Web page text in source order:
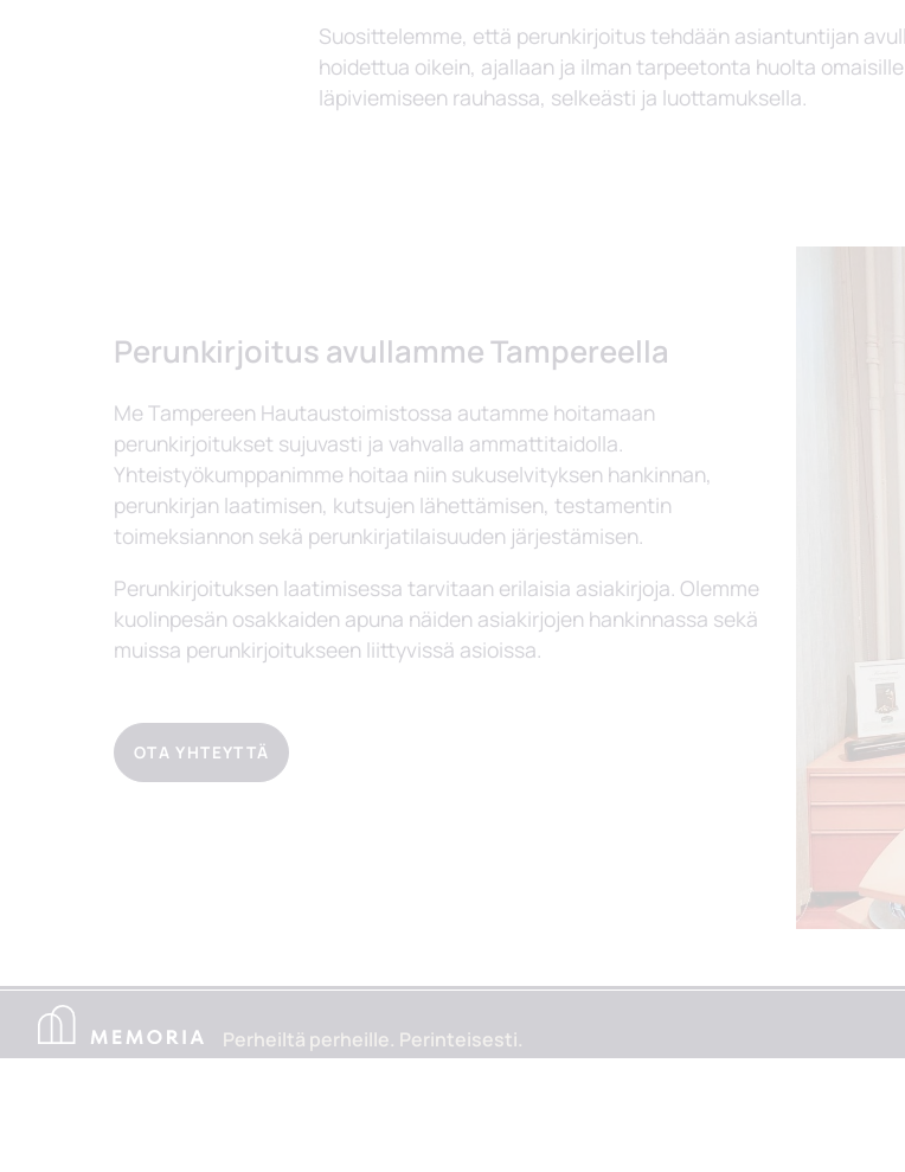
Suosittelemme, että perunkirjoitus tehdään asiantuntijan
hoidettua oikein, ajallaan ja ilman tarpeetonta huolta
läpiviemiseen rauhassa, selkeästi ja luottamuksella.
Perunkirjoitus avullamme Tampereella
Me Tampereen Hautaustoimistossa autamme hoitamaan
perunkirjoitukset sujuvasti ja vahvalla ammattitaidolla.
Yhteistyökumppanimme hoitaa niin sukuselvityksen hankinnan,
perunkirjan laatimisen, kutsujen lähettämisen, testamentin
toimeksiannon sekä perunkirjatilaisuuden järjestämisen.
Perunkirjoituksen laatimisessa tarvitaan erilaisia asiakirjoja. Olemme
kuolinpesän osakkaiden apuna näiden asiakirjojen hankinnassa sekä
muissa perunkirjoitukseen liittyvissä asioissa.
OTA YHTEYTTÄ
Perheiltä perheille. Perinteisesti.